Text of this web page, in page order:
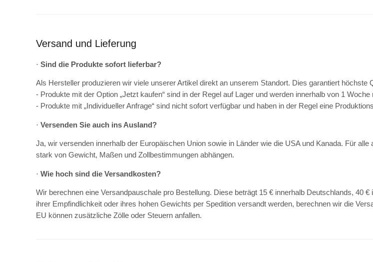
Versand und Lieferung
· Sind die Produkte sofort lieferbar?
Als Hersteller produzieren wir viele unserer Artikel direkt an unserem Standort. Dies garantiert
- Produkte mit der Option „Jetzt kaufen“ sind in der Regel auf Lager und werden innerhalb von 1
- Produkte mit „Individueller Anfrage“ sind nicht sofort verfügbar und haben in der Regel eine
· Versenden Sie auch ins Ausland?
Ja, wir versenden innerhalb der Europäischen Union sowie in Länder wie die USA und Kanada. Für
stark von Gewicht, Maßen und Zollbestimmungen abhängen.
· Wie hoch sind die Versandkosten?
Wir berechnen eine Versandpauschale pro Bestellung. Diese beträgt 15 € innerhalb Deutschlands, 40
ihrer Empfindlichkeit oder ihres hohen Gewichts per Spedition versandt werden, berechnen wir die
EU können zusätzliche Zölle oder Steuern anfallen.